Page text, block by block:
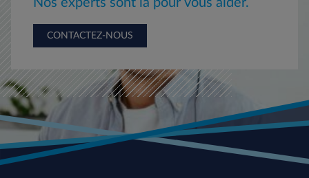
CONTACTEZ-NOUS